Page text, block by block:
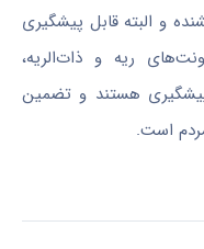
و البته قابل پیشگیری
ریه و ذات‌الریه،
هستند و تضمین
است.